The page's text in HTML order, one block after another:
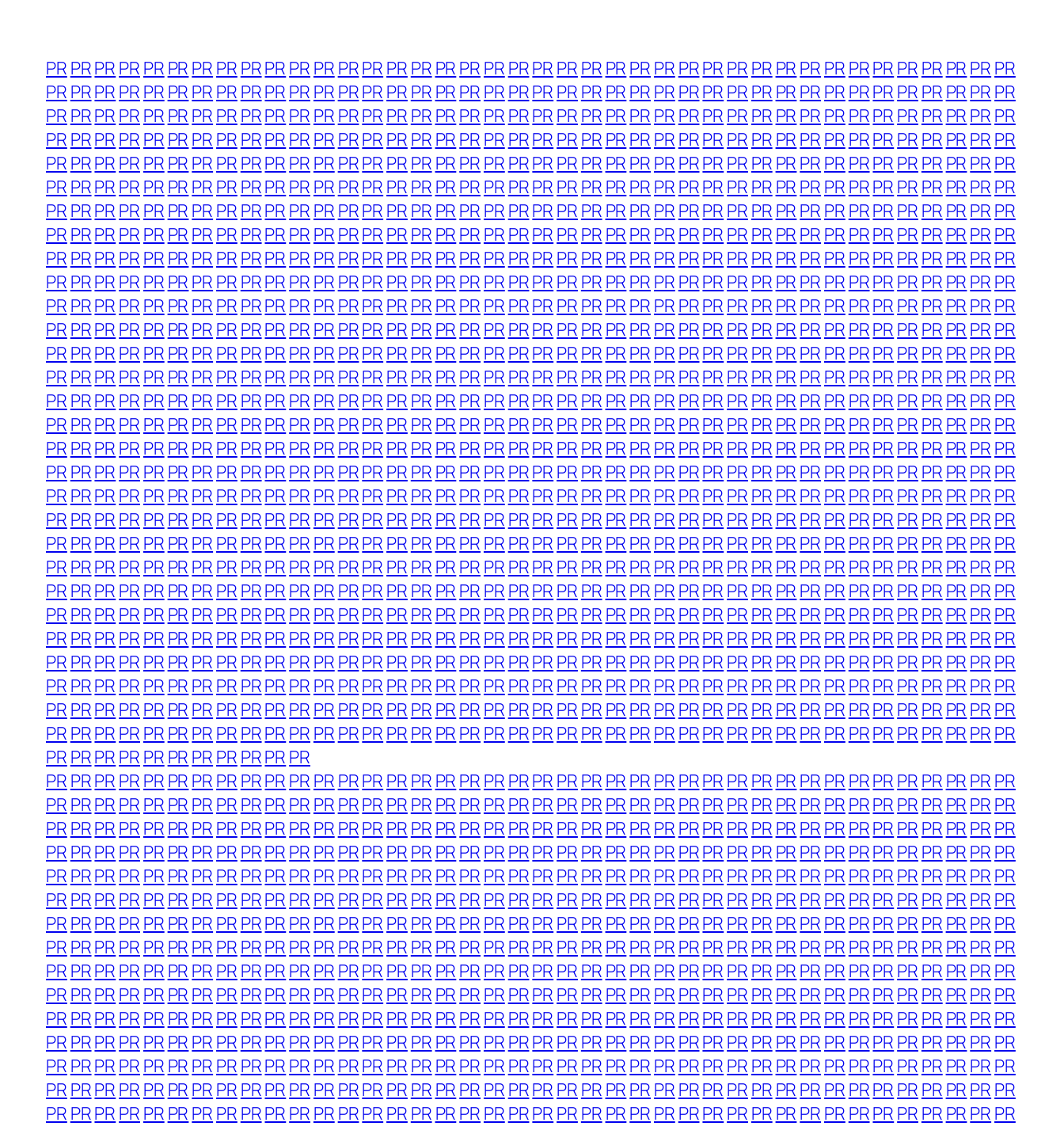
PR PRPR PR PR PR PR PR PRPR PR PR PRPR PR PR PR PR PR PRPR PR PR PR PR PR PRPR PR PR PR PR PR PRPR PR PR PR PR PR
PR PRPR PR PR PR PR PR PRPR PR PR PRPR PR PR PR PR PR PRPR PR PR PR PR PR PRPR PR PR PR PR PR PRPR PR PR PR PR PR
PR PRPR PR PR PR PR PR PRPR PR PR PRPR PR PR PR PR PR PRPR PR PR PR PR PR PRPR PR PR PR PR PR PRPR PR PR PR PR PR
PR PRPR PR PR PR PR PR PRPR PR PR PRPR PR PR PR PR PR PRPR PR PR PR PR PR PRPR PR PR PR PR PR PRPR PR PR PR PR PR
PR PRPR PR PR PR PR PR PRPR PR PR PRPR PR PR PR PR PR PRPR PR PR PR PR PR PRPR PR PR PR PR PR PRPR PR PR PR PR PR
PR PRPR PR PR PR PR PR PRPR PR PR PRPR PR PR PR PR PR PRPR PR PR PR PR PR PRPR PR PR PR PR PR PRPR PR PR PR PR PR
PR PRPR PR PR PR PR PR PRPR PR PR PRPR PR PR PR PR PR PRPR PR PR PR PR PR PRPR PR PR PR PR PR PRPR PR PR PR PR PR
PR PRPR PR PR PR PR PR PRPR PR PR PRPR PR PR PR PR PR PRPR PR PR PR PR PR PRPR PR PR PR PR PR PRPR PR PR PR PR PR
PR PRPR PR PR PR PR PR PRPR PR PR PRPR PR PR PR PR PR PRPR PR PR PR PR PR PRPR PR PR PR PR PR PRPR PR PR PR PR PR
PR PRPR PR PR PR PR PR PRPR PR PR PRPR PR PR PR PR PR PRPR PR PR PR PR PR PRPR PR PR PR PR PR PRPR PR PR PR PR PR
PR PRPR PR PR PR PR PR PRPR PR PR PRPR PR PR PR PR PR PRPR PR PR PR PR PR PRPR PR PR PR PR PR PRPR PR PR PR PR PR
PR PRPR PR PR PR PR PR PRPR PR PR PRPR PR PR PR PR PR PRPR PR PR PR PR PR PRPR PR PR PR PR PR PRPR PR PR PR PR PR
PR PRPR PR PR PR PR PR PRPR PR PR PRPR PR PR PR PR PR PRPR PR PR PR PR PR PRPR PR PR PR PR PR PRPR PR PR PR PR PR
PR PRPR PR PR PR PR PR PRPR PR PR PRPR PR PR PR PR PR PRPR PR PR PR PR PR PRPR PR PR PR PR PR PRPR PR PR PR PR PR
PR PRPR PR PR PR PR PR PRPR PR PR PRPR PR PR PR PR PR PRPR PR PR PR PR PR PRPR PR PR PR PR PR PRPR PR PR PR PR PR
PR PRPR PR PR PR PR PR PRPR PR PR PRPR PR PR PR PR PR PRPR PR PR PR PR PR PRPR PR PR PR PR PR PRPR PR PR PR PR PR
PR PRPR PR PR PR PR PR PRPR PR PR PRPR PR PR PR PR PR PRPR PR PR PR PR PR PRPR PR PR PR PR PR PRPR PR PR PR PR PR
PR PRPR PR PR PR PR PR PRPR PR PR PRPR PR PR PR PR PR PRPR PR PR PR PR PR PRPR PR PR PR PR PR PRPR PR PR PR PR PR
PR PRPR PR PR PR PR PR PRPR PR PR PRPR PR PR PR PR PR PRPR PR PR PR PR PR PRPR PR PR PR PR PR PRPR PR PR PR PR PR
PR PRPR PR PR PR PR PR PRPR PR PR PRPR PR PR PR PR PR PRPR PR PR PR PR PR PRPR PR PR PR PR PR PRPR PR PR PR PR PR
PR PRPR PR PR PR PR PR PRPR PR PR PRPR PR PR PR PR PR PRPR PR PR PR PR PR PRPR PR PR PR PR PR PRPR PR PR PR PR PR
PR PRPR PR PR PR PR PR PRPR PR PR PRPR PR PR PR PR PR PRPR PR PR PR PR PR PRPR PR PR PR PR PR PRPR PR PR PR PR PR
PR PRPR PR PR PR PR PR PRPR PR PR PRPR PR PR PR PR PR PRPR PR PR PR PR PR PRPR PR PR PR PR PR PRPR PR PR PR PR PR
PR PRPR PR PR PR PR PR PRPR PR PR PRPR PR PR PR PR PR PRPR PR PR PR PR PR PRPR PR PR PR PR PR PRPR PR PR PR PR PR
PR PRPR PR PR PR PR PR PRPR PR PR PRPR PR PR PR PR PR PRPR PR PR PR PR PR PRPR PR PR PR PR PR PRPR PR PR PR PR PR
PR PRPR PR PR PR PR PR PRPR PR PR PRPR PR PR PR PR PR PRPR PR PR PR PR PR PRPR PR PR PR PR PR PRPR PR PR PR PR PR
PR PRPR PR PR PR PR PR PRPR PR PR PRPR PR PR PR PR PR PRPR PR PR PR PR PR PRPR PR PR PR PR PR PRPR PR PR PR PR PR
PR PRPR PR PR PR PR PR PRPR PR PR PRPR PR PR PR PR PR PRPR PR PR PR PR PR PRPR PR PR PR PR PR PRPR PR PR PR PR PR
PR PRPR PR PR PR PR PR PRPR PR PR PRPR PR PR PR PR PR PRPR PR PR PR PR PR PRPR PR PR PR PR PR PRPR PR PR PR PR PR
PR PRPR PR PR PR PR PR PRPR PR
PR PRPR PR PR PR PR PR PRPR PR PR PRPR PR PR PR PR PR PRPR PR PR PR PR PR PRPR PR PR PR PR PR PRPR PR PR PR PR PR
PR PRPR PR PR PR PR PR PRPR PR PR PRPR PR PR PR PR PR PRPR PR PR PR PR PR PRPR PR PR PR PR PR PRPR PR PR PR PR PR
PR PRPR PR PR PR PR PR PRPR PR PR PRPR PR PR PR PR PR PRPR PR PR PR PR PR PRPR PR PR PR PR PR PRPR PR PR PR PR PR
PR PRPR PR PR PR PR PR PRPR PR PR PRPR PR PR PR PR PR PRPR PR PR PR PR PR PRPR PR PR PR PR PR PRPR PR PR PR PR PR
PR PRPR PR PR PR PR PR PRPR PR PR PRPR PR PR PR PR PR PRPR PR PR PR PR PR PRPR PR PR PR PR PR PRPR PR PR PR PR PR
PR PRPR PR PR PR PR PR PRPR PR PR PRPR PR PR PR PR PR PRPR PR PR PR PR PR PRPR PR PR PR PR PR PRPR PR PR PR PR PR
PR PRPR PR PR PR PR PR PRPR PR PR PRPR PR PR PR PR PR PRPR PR PR PR PR PR PRPR PR PR PR PR PR PRPR PR PR PR PR PR
PR PRPR PR PR PR PR PR PRPR PR PR PRPR PR PR PR PR PR PRPR PR PR PR PR PR PRPR PR PR PR PR PR PRPR PR PR PR PR PR
PR PRPR PR PR PR PR PR PRPR PR PR PRPR PR PR PR PR PR PRPR PR PR PR PR PR PRPR PR PR PR PR PR PRPR PR PR PR PR PR
PR PRPR PR PR PR PR PR PRPR PR PR PRPR PR PR PR PR PR PRPR PR PR PR PR PR PRPR PR PR PR PR PR PRPR PR PR PR PR PR
PR PRPR PR PR PR PR PR PRPR PR PR PRPR PR PR PR PR PR PRPR PR PR PR PR PR PRPR PR PR PR PR PR PRPR PR PR PR PR PR
PR PRPR PR PR PR PR PR PRPR PR PR PRPR PR PR PR PR PR PRPR PR PR PR PR PR PRPR PR PR PR PR PR PRPR PR PR PR PR PR
PR PRPR PR PR PR PR PR PRPR PR PR PRPR PR PR PR PR PR PRPR PR PR PR PR PR PRPR PR PR PR PR PR PRPR PR PR PR PR PR
PR PRPR PR PR PR PR PR PRPR PR PR PRPR PR PR PR PR PR PRPR PR PR PR PR PR PRPR PR PR PR PR PR PRPR PR PR PR PR PR
PR PRPR PR PR PR PR PR PRPR PR PR PRPR PR PR PR PR PR PRPR PR PR PR PR PR PRPR PR PR PR PR PR PRPR PR PR PR PR PR